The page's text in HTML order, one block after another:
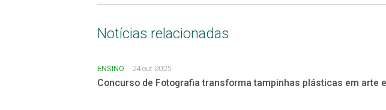
Notícias relacionadas
ENSINO 24 out 2025
Concurso de Fotografia transforma tampinhas plásticas em arte